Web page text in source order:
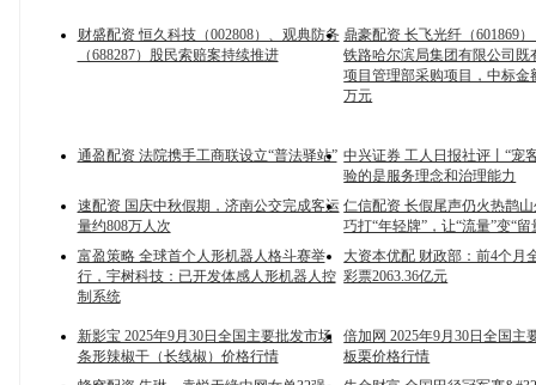
财盛配资 恒久科技（002808）、观典防务
（688287）股民索赔案持续推进
鼎豪配资 长飞光纤（601869
铁路哈尔滨局集团有限公司既
项目管理部采购项目，中标金
万元
通盈配资 法院携手工商联设立“普法驿站” 中兴证券 工人日报社评丨“宠
验的是服务理念和治理能力
速配资 国庆中秋假期，济南公交完成客运
量约808万人次
仁信配资 长假尾声仍火热鹊
巧打“年轻牌”，让“流量”变“留
富盈策略 全球首个人形机器人格斗赛举
行，宇树科技：已开发体感人形机器人控
制系统
大资本优配 财政部：前4个月
彩票2063.36亿元
新影宝 2025年9月30日全国主要批发市场
条形辣椒干（长线椒）价格行情
倍加网 2025年9月30日全国主
板栗价格行情